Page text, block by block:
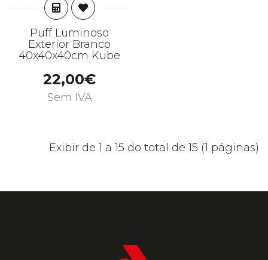
ADICIONAR
Puff Luminoso
Exterior Branco
40x40x40cm Kube
22,00€
Sem IVA
Exibir de 1 a 15 do total de 15 (1 páginas)